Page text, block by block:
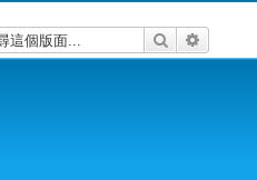
搜尋